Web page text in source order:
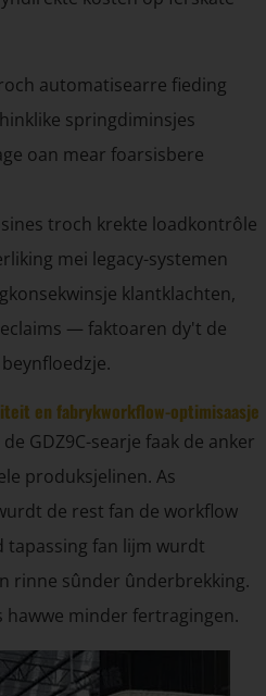
automatisearre fieding
springdiminsjes
oan mear foarsisbere
troch krekte loadkontrôle
mei legacy-systemen
klantklachten,
— faktoaren dy't de
en fabrykworkflow-optimisaasje
GDZ9C-searje faak de anker
produksjelinen. As
de rest fan de workflow
tapassing fan lijm wurdt
rinne sûnder ûnderbrekking.
hawwe minder fertragingen.